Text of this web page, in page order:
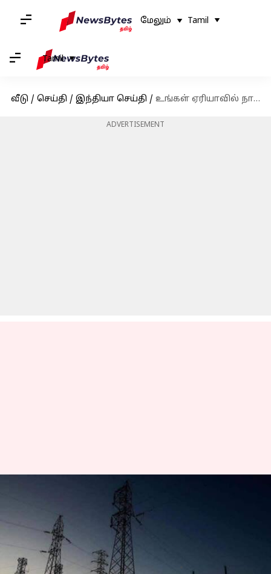
மேலும் Tamil
Tamil
வீடு / செய்தி / இந்தியா செய்தி / உங்கள் ஏரியாவில் நாளை (செப்டம்பர் 23) மின்தடை இருக்கிறதா என தெரிந்துகொள்ளுங்கள்
ADVERTISEMENT
உங்கள் ஏரியாவில் நாளை
(செப்டம்பர் 23) மின்தடை
இருக்கிறதா என
தெரிந்துகொள்ளுங்கள்
எழுதியவர் Sekar Chinnappan Sep 22, 2025